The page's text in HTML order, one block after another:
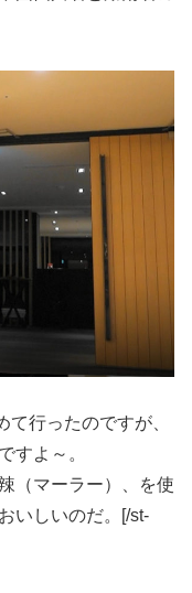
て行ったのですが、
すよ～。
（マーラー）、を使
いしいのだ。[/st-